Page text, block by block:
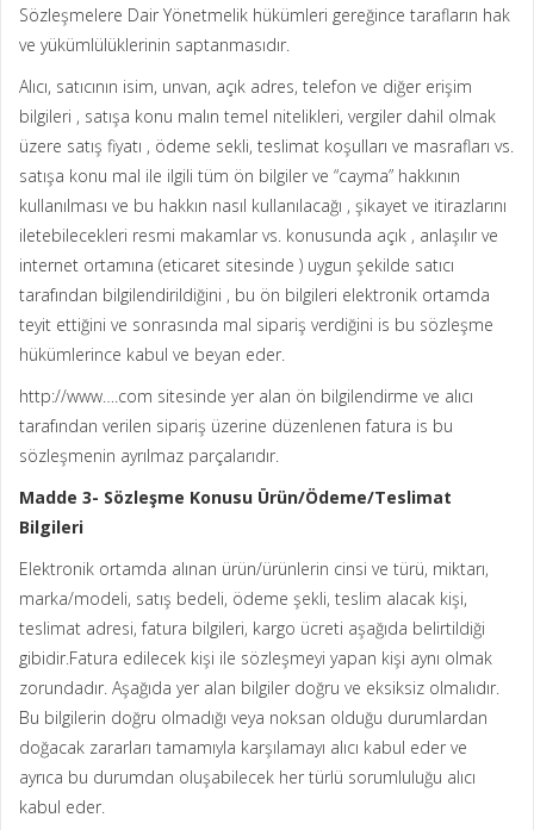
Sözleşmelere Dair Yönetmelik hükümleri gereğince tarafların hak
ve yükümlülüklerinin saptanmasıdır.
Alıcı, satıcının isim, unvan, açık adres, telefon ve diğer erişim
bilgileri , satışa konu malın temel nitelikleri, vergiler dahil olmak
üzere satış fiyatı , ödeme sekli, teslimat koşulları ve masrafları vs.
satışa konu mal ile ilgili tüm ön bilgiler ve “cayma” hakkının
kullanılması ve bu hakkın nasıl kullanılacağı , şikayet ve itirazlarını
iletebilecekleri resmi makamlar vs. konusunda açık , anlaşılır ve
internet ortamına (eticaret sitesinde ) uygun şekilde satıcı
tarafından bilgilendirildiğini , bu ön bilgileri elektronik ortamda
teyit ettiğini ve sonrasında mal sipariş verdiğini is bu sözleşme
hükümlerince kabul ve beyan eder.
http://www….com sitesinde yer alan ön bilgilendirme ve alıcı
tarafından verilen sipariş üzerine düzenlenen fatura is bu
sözleşmenin ayrılmaz parçalarıdır.
Madde 3- Sözleşme Konusu Ürün/Ödeme/Teslimat
Bilgileri
Elektronik ortamda alınan ürün/ürünlerin cinsi ve türü, miktarı,
marka/modeli, satış bedeli, ödeme şekli, teslim alacak kişi,
teslimat adresi, fatura bilgileri, kargo ücreti aşağıda belirtildiği
gibidir.Fatura edilecek kişi ile sözleşmeyi yapan kişi aynı olmak
zorundadır. Aşağıda yer alan bilgiler doğru ve eksiksiz olmalıdır.
Bu bilgilerin doğru olmadığı veya noksan olduğu durumlardan
doğacak zararları tamamıyla karşılamayı alıcı kabul eder ve
ayrıca bu durumdan oluşabilecek her türlü sorumluluğu alıcı
kabul eder.